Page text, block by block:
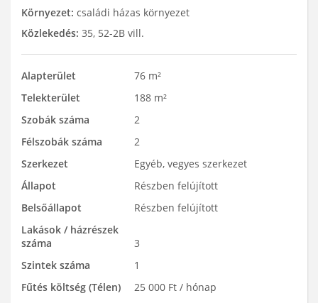
Környezet: családi házas környezet
Közlekedés: 35, 52-2B vill.
Alapterület
76 m²
Telekterület
188 m²
Szobák száma
2
Félszobák száma
2
Szerkezet
Egyéb, vegyes szerkezet
Állapot
Részben felújított
Belsőállapot
Részben felújított
Lakások / házrészek
száma
3
Szintek száma
1
Fűtés költség (Télen)
25 000 Ft / hónap